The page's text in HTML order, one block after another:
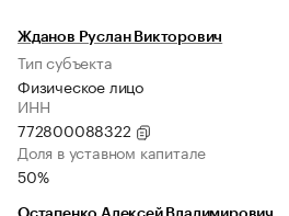
Жданов Руслан Викторович
Тип субъекта
Физическое лицо
ИНН
772800088322
Доля в уставном капитале
50%